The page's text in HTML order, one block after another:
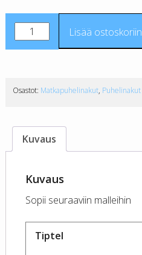
Doro
DBC-
tarvikeakku
Lisää ostoskoriin
Osastot: Matkapuhelinakut, Puhelinakut
Kuvaus
Kuvaus
Sopii seuraaviin malleihin
Tiptel